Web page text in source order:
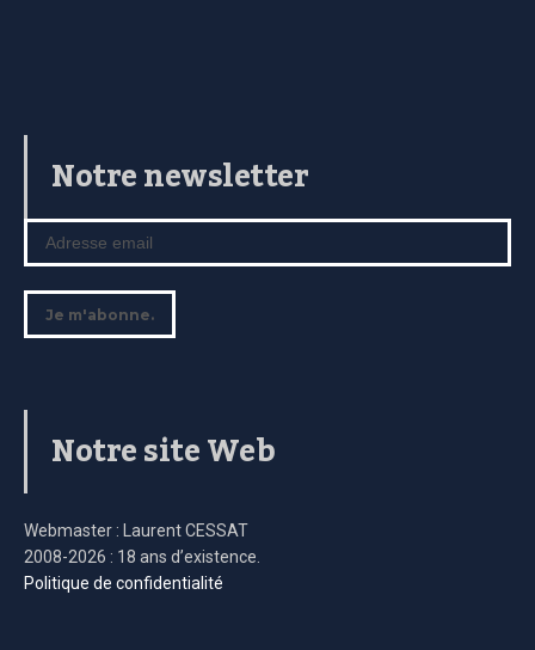
Notre newsletter
Notre site Web
Webmaster : Laurent CESSAT
2008-2026 : 18 ans d’existence.
Politique de confidentialité